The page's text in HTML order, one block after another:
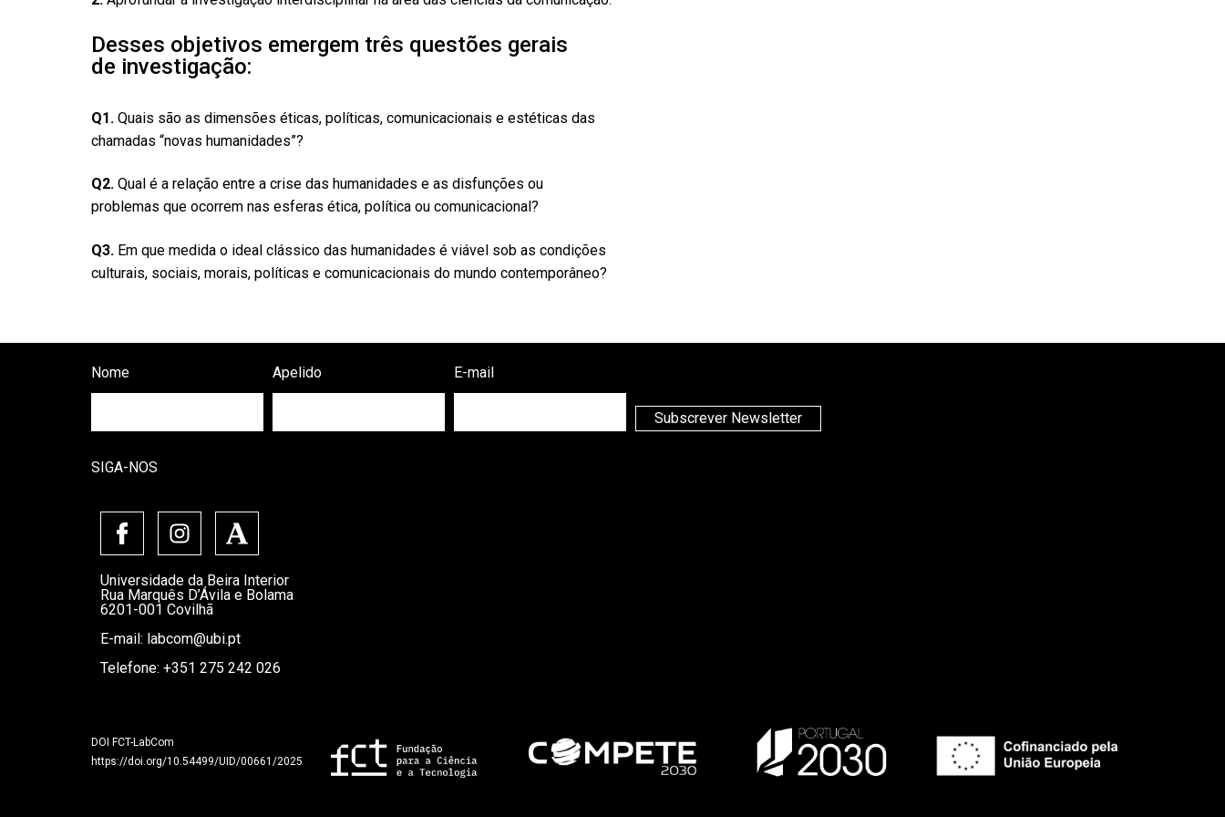
Desses objetivos emergem três questões gerais
de investigação:
Q1. Quais são as dimensões éticas, políticas, comunicacionais e estéticas das
chamadas “novas humanidades”?
Q2. Qual é a relação entre a crise das humanidades e as disfunções ou
problemas que ocorrem nas esferas ética, política ou comunicacional?
Q3. Em que medida o ideal clássico das humanidades é viável sob as condições
culturais, sociais, morais, políticas e comunicacionais do mundo contemporâneo?
Nome Apelido E-mail
Subscrever Newsletter
SIGA-NOS
Universidade da Beira Interior
Rua Marquês D’Ávila e Bolama
6201-001 Covilhã
E-mail: labcom@ubi.pt
Telefone: +351 275 242 026
DOI FCT-LabCom
https://doi.org/10.54499/UID/00661/2025